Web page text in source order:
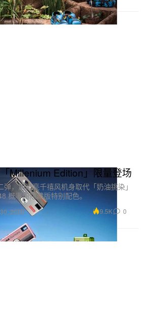
Millenium Edition」限量登场
，用高亮千禧风机身取代「奶油挑染」
概率的隐藏版特别配色。
2026 9.5K 0